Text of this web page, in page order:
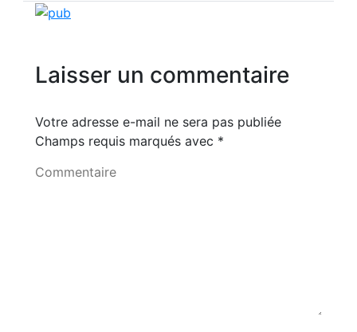
Laisser un commentaire
Votre adresse e-mail ne sera pas publiée
Champs requis marqués avec *
Commentaire